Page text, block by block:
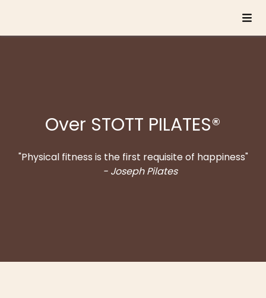
Over STOTT PILATES®
"Physical fitness is the first requisite of happiness"
- Joseph Pilates